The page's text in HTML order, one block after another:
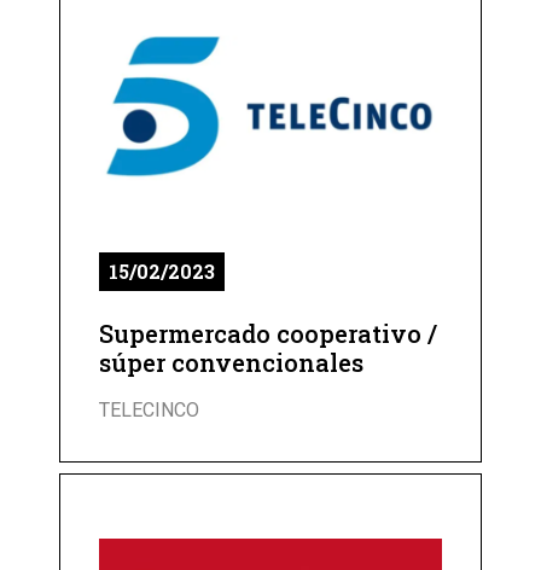
15/02/2023
Supermercado cooperativo /
súper convencionales
TELECINCO